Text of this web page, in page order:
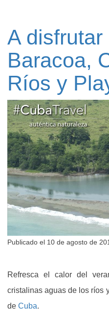
A disfrutar
Baracoa,
Ríos y
Publicado el 10 de agosto de
Refresca el calor del
cristalinas aguas de los ríos
de Cuba.